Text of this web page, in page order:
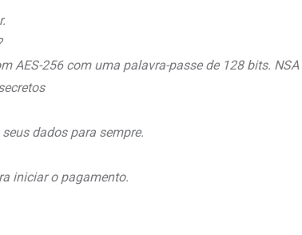
AES-256 com uma palavra-passe de 128 bits. NSA
dados para sempre.
iniciar o pagamento.